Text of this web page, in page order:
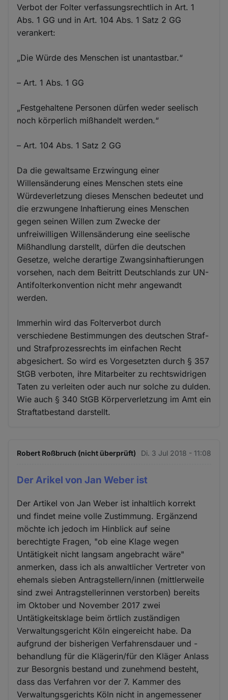
Verbot der Folter verfassungsrechtlich in Art. 1
Abs. 1 GG und in Art. 104 Abs. 1 Satz 2 GG
verankert:
„Die Würde des Menschen ist unantastbar.“
– Art. 1 Abs. 1 GG
„Festgehaltene Personen dürfen weder seelisch
noch körperlich mißhandelt werden.“
– Art. 104 Abs. 1 Satz 2 GG
Da die gewaltsame Erzwingung einer
Willensänderung eines Menschen stets eine
Würdeverletzung dieses Menschen bedeutet und
die erzwungene Inhaftierung eines Menschen
gegen seinen Willen zum Zwecke der
unfreiwilligen Willensänderung eine seelische
Mißhandlung darstellt, dürfen die deutschen
Gesetze, welche derartige Zwangsinhaftierungen
vorsehen, nach dem Beitritt Deutschlands zur UN-
Antifolterkonvention nicht mehr angewandt
werden.
Immerhin wird das Folterverbot durch
verschiedene Bestimmungen des deutschen Straf-
und Strafprozessrechts im einfachen Recht
abgesichert. So wird es Vorgesetzten durch § 357
StGB verboten, ihre Mitarbeiter zu rechtswidrigen
Taten zu verleiten oder auch nur solche zu dulden.
Wie auch § 340 StGB Körperverletzung im Amt ein
Straftatbestand darstellt.
Robert Roßbruch (nicht überprüft) Di. 3 Jul 2018 - 11:08
Der Arikel von Jan Weber ist
Der Artikel von Jan Weber ist inhaltlich korrekt
und findet meine volle Zustimmung. Ergänzend
möchte ich jedoch im Hinblick auf seine
berechtigte Fragen, "ob eine Klage wegen
Untätigkeit nicht langsam angebracht wäre"
anmerken, dass ich als anwaltlicher Vertreter von
ehemals sieben Antragstellern/innen (mittlerweile
sind zwei Antragstellerinnen verstorben) bereits
im Oktober und November 2017 zwei
Untätigkeitsklage beim örtlich zuständigen
Verwaltungsgericht Köln eingereicht habe. Da
aufgrund der bisherigen Verfahrensdauer und -
behandlung für die Klägerin/für den Kläger Anlass
zur Besorgnis bestand und zunehmend besteht,
dass das Verfahren vor der 7. Kammer des
Verwaltungsgerichts Köln nicht in angemessener